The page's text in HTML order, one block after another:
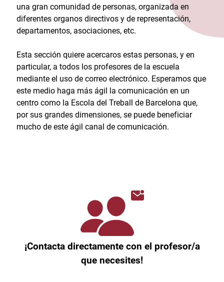
una gran comunidad de personas, organizada en
diferentes organos directivos y de representación,
departamentos, asociaciones, etc.
Esta sección quiere acercaros estas personas, y en
particular, a todos los profesores de la escuela
mediante el uso de correo electrónico. Esperamos que
este medio haga más ágil la comunicación en un
centro como la Escola del Treball de Barcelona que,
por sus grandes dimensiones, se puede beneficiar
mucho de este ágil canal de comunicación.
¡Contacta directamente con el profesor/a
que necesites!